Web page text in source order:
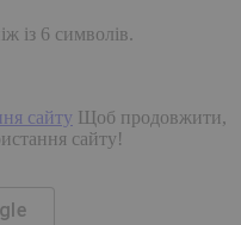
із 6 символів.
сайту Щоб продовжити,
сайту!